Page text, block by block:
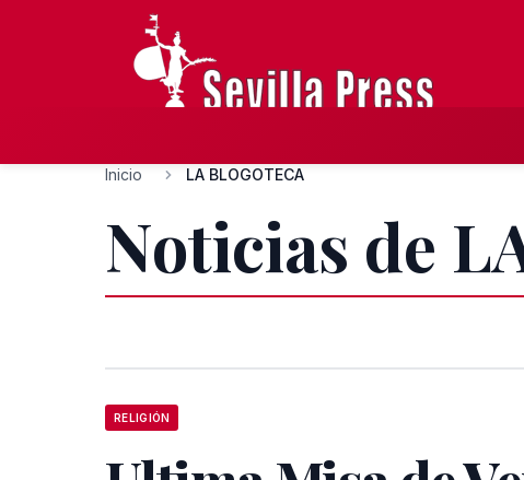
Inicio LA BLOGOTECA
Noticias de
RELIGIÓN